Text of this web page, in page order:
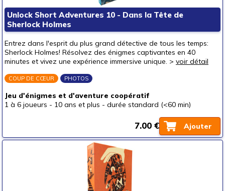
Puzzles & casse-têtes
Pour offrir à
un bébé (0-3 ans)
un p'tit bout (3-6 ans)
un ado (12-16 ans)
(4)
Unlock Short Adventures 10 - Dans la Tête de
Sherlock Holmes
Entrez dans l'esprit du plus grand détective de tous les temps:
Sherlock Holmes! Résolvez des énigmes captivantes en 40
minutes et vivez une expérience immersive unique. > voir détail
COUP DE CŒUR PHOTOS
Jeu d'énigmes et d'aventure coopératif
1 à 6 joueurs - 10 ans et plus - durée standard (<60 min)
Ajouter
7.00 €